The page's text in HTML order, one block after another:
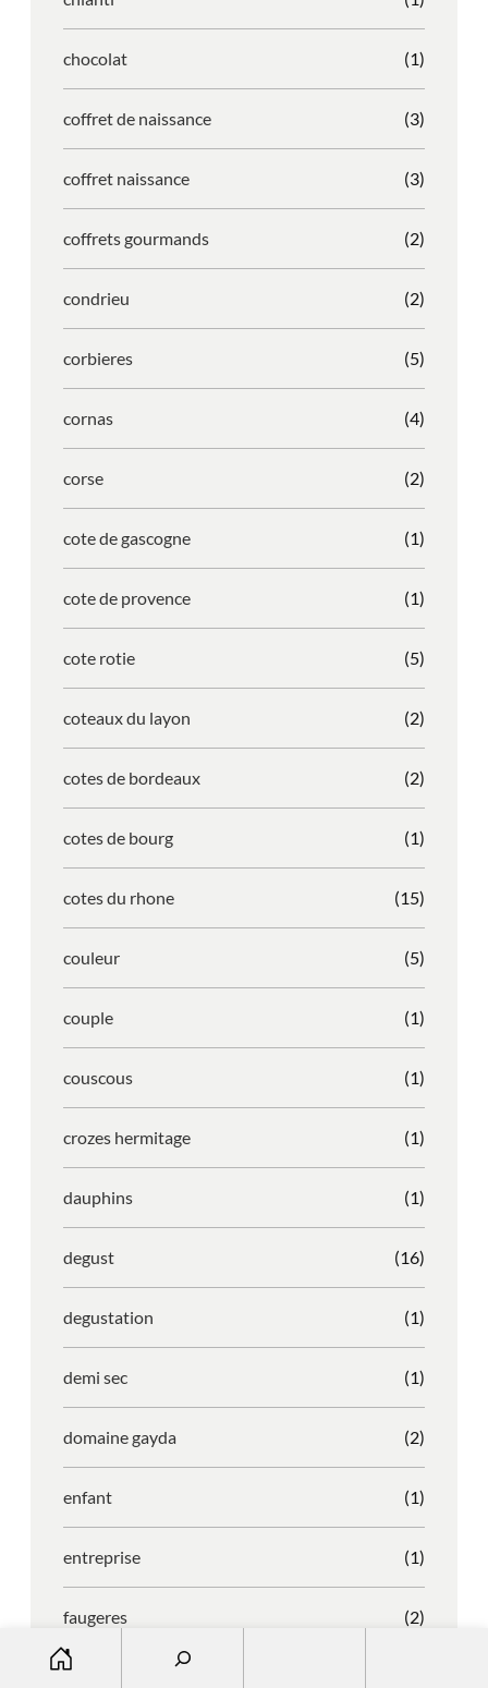
chocolat (1)
coffret de naissance (3)
coffret naissance (3)
coffrets gourmands (2)
condrieu (2)
corbieres (5)
cornas (4)
corse (2)
cote de gascogne (1)
cote de provence (1)
cote rotie (5)
coteaux du layon (2)
cotes de bordeaux (2)
cotes de bourg (1)
cotes du rhone (15)
couleur (5)
couple (1)
couscous (1)
crozes hermitage (1)
dauphins (1)
degust (16)
degustation (1)
demi sec (1)
domaine gayda (2)
enfant (1)
entreprise (1)
faugeres (2)
faustino